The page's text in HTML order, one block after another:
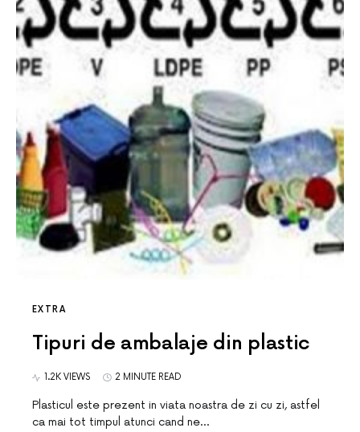
EXTRA
Tipuri de ambalaje din plastic
1.2K VIEWS 2 MINUTE READ
Plasticul este prezent in viata noastra de zi cu zi, astfel
ca mai tot timpul atunci cand ne…